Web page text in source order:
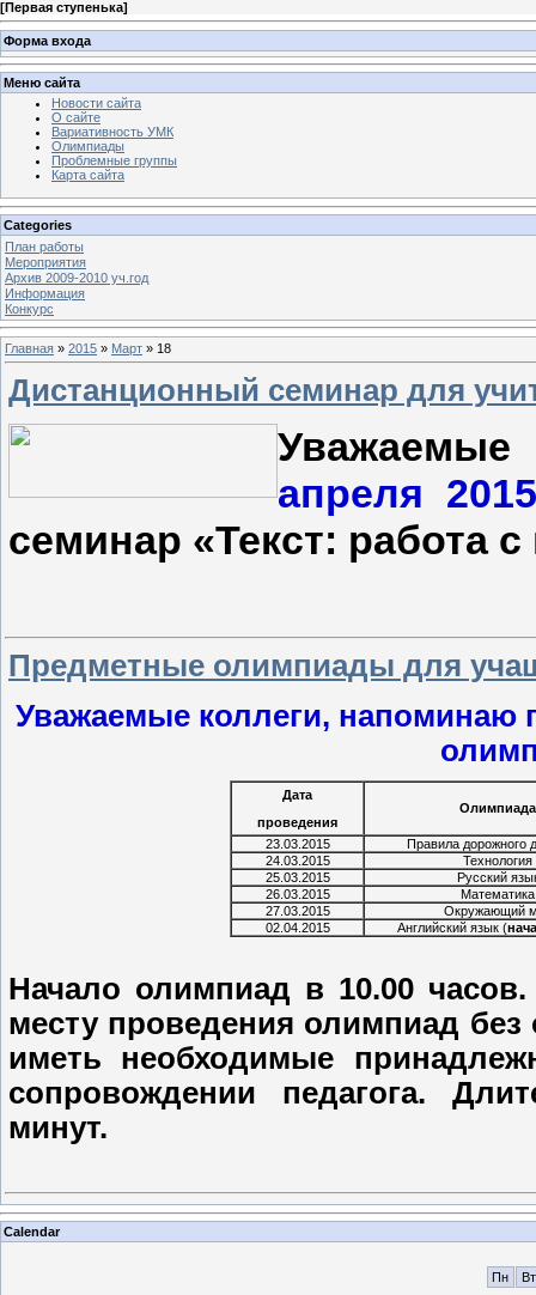
[Первая ступенька]
Форма входа
Меню сайта
Новости сайта
О сайте
Вариативность УМК
Олимпиады
Проблемные группы
Карта сайта
Categories
План работы
Мероприятия
Архив 2009-2010 уч.год
Информация
Конкурс
Главная » 2015 » Март » 18
Дистанционный семинар для
апреля
семинар «Текст: работа
Предметные олимпиады для
Уважаемые коллеги, напоминаю
Дата
проведения
Олимпиада
23.03.2015
Правила дорожного
24.03.2015
Технология
25.03.2015
Русский
26.03.2015
Математика
27.03.2015
Окружающий
02.04.2015
Английский язык (
Начало олимпиад в 10.00
месту проведения олимпиад
иметь необходимые
сопровождении педагога.
минут.
Calendar
Пн Вт